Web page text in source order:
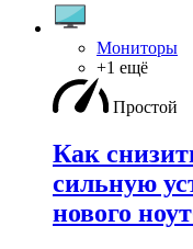
Мониторы
+1 ещё
Простой
Как
сильную
нового